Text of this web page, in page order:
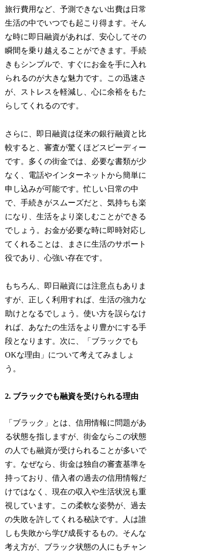
旅行費用など、予測できない出費は日常
生活の中でいつでも起こり得ます。そん
な時に即日融資があれば、安心してその
瞬間を乗り越えることができます。手続
きもシンプルで、すぐにお金を手に入れ
られるのが大きな魅力です。この迅速さ
が、ストレスを軽減し、心に余裕をもた
らしてくれるのです。
さらに、即日融資は従来の銀行融資と比
較すると、審査が驚くほどスピーディー
です。多くの街金では、必要な書類が少
なく、電話やインターネットから簡単に
申し込みが可能です。忙しい日常の中
で、手続きがスムーズだと、気持ちも楽
になり、生活をより楽しむことができる
でしょう。お金が必要な時に即時対応し
てくれることは、まさに生活のサポート
役であり、心強い存在です。
もちろん、即日融資には注意点もありま
すが、正しく利用すれば、生活の強力な
助けとなるでしょう。使い方を誤らなけ
れば、あなたの生活をより豊かにする手
段となります。次に、「ブラックでも
OKな理由」について考えてみましょ
う。
2. ブラックでも融資を受けられる理由
「ブラック」とは、信用情報に問題があ
る状態を指しますが、街金ならこの状態
の人でも融資が受けられることが多いで
す。なぜなら、街金は独自の審査基準を
持っており、借入者の過去の信用情報だ
けではなく、現在の収入や生活状況も重
視しています。この柔軟な姿勢が、過去
の失敗を許してくれる秘訣です。人は誰
しも失敗から学び成長するもの。そんな
考え方が、ブラック状態の人にもチャン